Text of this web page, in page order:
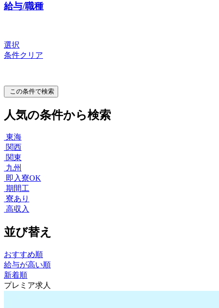
給与/職種
選択
条件クリア
この条件で検索
人気の条件から検索
東海
関西
関東
九州
即入寮OK
期間工
寮あり
高収入
並び替え
おすすめ順
給与が高い順
新着順
プレミア求人